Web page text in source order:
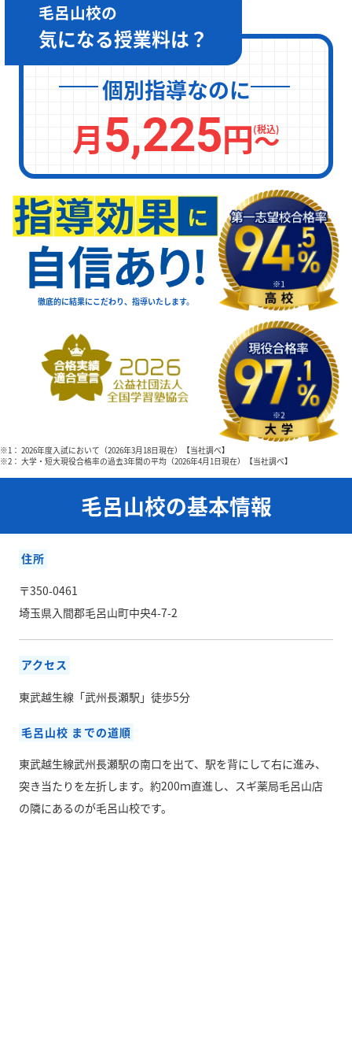
毛呂山校の
気になる授業料は？
個別指導なのに
月5,225円〜
(税込)
徹底的に結果にこだわり、指導いたします。
※1： 2026年度入試において（2026年3月18日現在）【当社調べ】
※2： 大学・短大現役合格率の過去3年間の平均（2026年4月1日現在）【当社調べ】
毛呂山校の基本情報
住所
〒350-0461
埼玉県入間郡毛呂山町中央4-7-2
アクセス
東武越生線「武州長瀬駅」徒歩5分
毛呂山校 までの道順
東武越生線武州長瀬駅の南口を出て、駅を背にして右に進み、
突き当たりを左折します。約200ｍ直進し、スギ薬局毛呂山店
の隣にあるのが毛呂山校です。